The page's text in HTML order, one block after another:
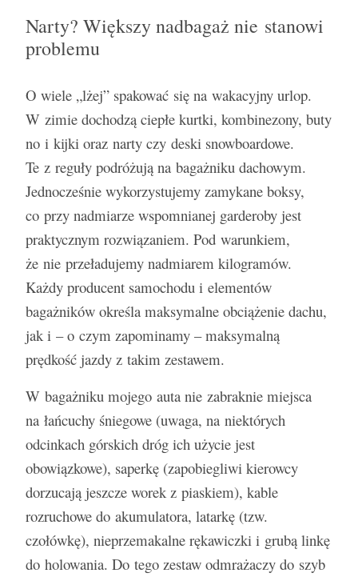
Narty? Większy nadbagaż nie stanowi
problemu
O wiele „lżej” spakować się na wakacyjny urlop.
W zimie dochodzą ciepłe kurtki, kombinezony, buty
no i kijki oraz narty czy deski snowboardowe.
Te z reguły podróżują na bagażniku dachowym.
Jednocześnie wykorzystujemy zamykane boksy,
co przy nadmiarze wspomnianej garderoby jest
praktycznym rozwiązaniem. Pod warunkiem,
że nie przeładujemy nadmiarem kilogramów.
Każdy producent samochodu i elementów
bagażników określa maksymalne obciążenie dachu,
jak i – o czym zapominamy – maksymalną
prędkość jazdy z takim zestawem.
W bagażniku mojego auta nie zabraknie miejsca
na łańcuchy śniegowe (uwaga, na niektórych
odcinkach górskich dróg ich użycie jest
obowiązkowe), saperkę (zapobiegliwi kierowcy
dorzucają jeszcze worek z piaskiem), kable
rozruchowe do akumulatora, latarkę (tzw.
czołówkę), nieprzemakalne rękawiczki i grubą linkę
do holowania. Do tego zestaw odmrażaczy do szyb